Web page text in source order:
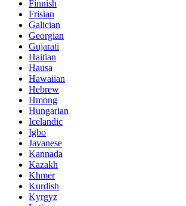
Finnish
Frisian
Galician
Georgian
Gujarati
Haitian
Hausa
Hawaiian
Hebrew
Hmong
Hungarian
Icelandic
Igbo
Javanese
Kannada
Kazakh
Khmer
Kurdish
Kyrgyz